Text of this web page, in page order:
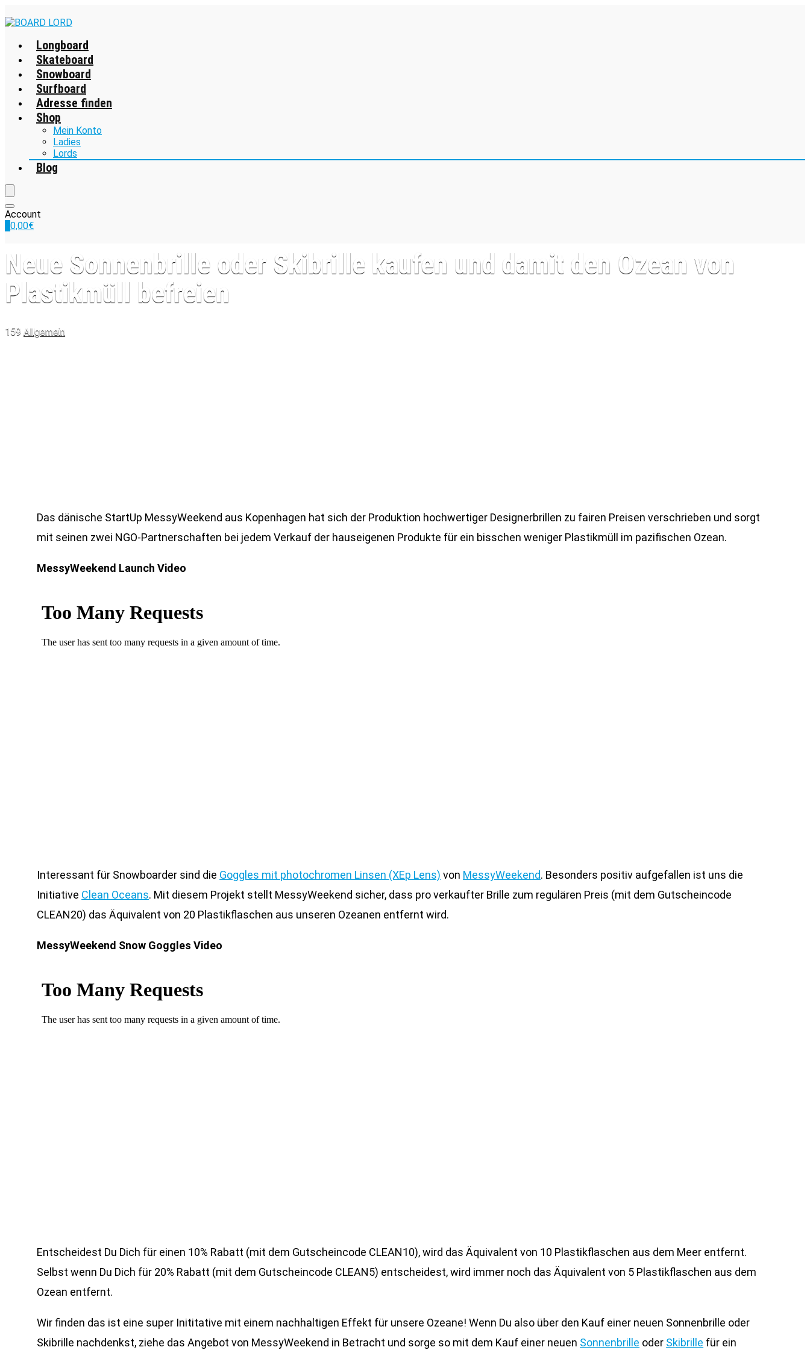
Longboard
Skateboard
Snowboard
Surfboard
Adresse finden
Shop
Mein Konto
Ladies
Lords
Blog
Account
0,00€
Neue Sonnenbrille oder Skibrille kaufen und damit den Ozean von
Plastikmüll befreien
159 Allgemein
Das dänische StartUp MessyWeekend aus Kopenhagen hat sich der Produktion hochwertiger Designerbrillen zu fairen Preisen verschrieben und sorgt
mit seinen zwei NGO-Partnerschaften bei jedem Verkauf der hauseigenen Produkte für ein bisschen weniger Plastikmüll im pazifischen Ozean.
MessyWeekend Launch Video
Interessant für Snowboarder sind die Goggles mit photochromen Linsen (XEp Lens) von MessyWeekend. Besonders positiv aufgefallen ist uns die
Initiative Clean Oceans. Mit diesem Projekt stellt MessyWeekend sicher, dass pro verkaufter Brille zum regulären Preis (mit dem Gutscheincode
CLEAN20) das Äquivalent von 20 Plastikflaschen aus unseren Ozeanen entfernt wird.
MessyWeekend Snow Goggles Video
Entscheidest Du Dich für einen 10% Rabatt (mit dem Gutscheincode CLEAN10), wird das Äquivalent von 10 Plastikflaschen aus dem Meer entfernt.
Selbst wenn Du Dich für 20% Rabatt (mit dem Gutscheincode CLEAN5) entscheidest, wird immer noch das Äquivalent von 5 Plastikflaschen aus dem
Ozean entfernt.
Wir finden das ist eine super Inititative mit einem nachhaltigen Effekt für unsere Ozeane! Wenn Du also über den Kauf einer neuen Sonnenbrille oder
Skibrille nachdenkst, ziehe das Angebot von MessyWeekend in Betracht und sorge so mit dem Kauf einer neuen Sonnenbrille oder Skibrille für ein